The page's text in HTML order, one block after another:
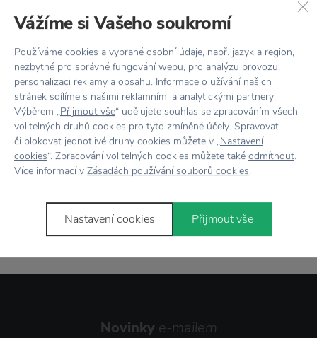
Vše skladem,odesíláme ihned
Doprava zdarma nad 2 000 Kč
Vrácení zboží do 30 dnů
Showroomve Zlíně
Materiál 100% bavlna / Výplň polyester
Novinky e-mailem
Vážíme si Vašeho soukromí
Používáme cookies a vybrané osobní údaje, např. jazyk a region,
nezbytné pro správné fungování webu, pro analýzu provozu,
personalizaci reklamy a obsahu. Informace o užívání našich
stránek sdílíme s našimi reklamními a analytickými partnery.
Výběrem „Přijmout vše“ udělujete souhlas se zpracováním všech
volitelných druhů cookies pro tyto zmíněné účely. Spravovat
či blokovat jednotlivé druhy cookies můžete v „Nastavení
cookies“. Zpracování volitelných cookies můžete také odmítnout.
Více informací v Zásadách používání souborů cookies.
Nastavení cookies Přijmout vše